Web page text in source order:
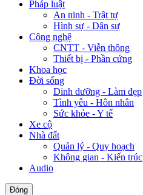
Pháp luật
An ninh - Trật tự
Hình sự - Dân sự
Công nghệ
CNTT - Viễn thông
Thiết bị - Phần cứng
Khoa học
Đời sống
Dinh dưỡng - Làm đẹp
Tình yêu - Hôn nhân
Sức khỏe - Y tế
Xe cộ
Nhà đất
Quản lý - Quy hoạch
Không gian - Kiến trúc
Audio
Đóng